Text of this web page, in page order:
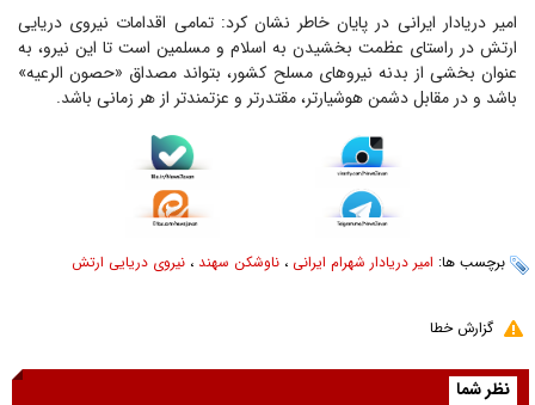
امیر دریادار ایرانی در پایان خاطر نشان کرد: تمامی اقدامات نیروی دریایی
ارتش در راستای عظمت بخشیدن به اسلام و مسلمین است تا این نیرو، به
عنوان بخشی از بدنه نیروهای مسلح کشور، بتواند مصداق «حصون الرعیه»
باشد و در مقابل دشمن هوشیارتر، مقتدرتر و عزتمندتر از هر زمانی باشد.
برچسب ها: امیر دریادار شهرام ایرانی ، ناوشکن سهند ، نیروی دریایی ارتش
گزارش خطا
نظر شما